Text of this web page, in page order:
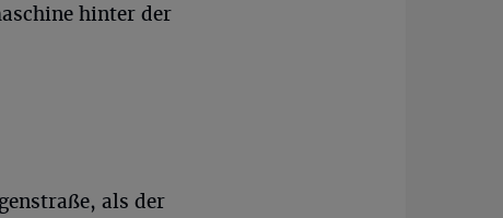
hinter der
als der